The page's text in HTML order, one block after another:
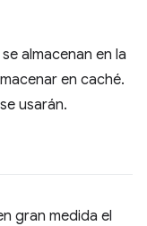
almacenan en la
en caché.
usarán.
gran medida el